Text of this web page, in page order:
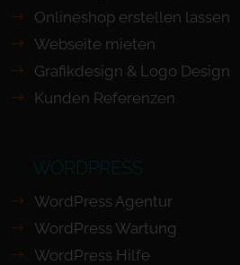
Onlineshop erstellen lassen
Webseite mieten
Grafikdesign & Logo Design
Kunden Referenzen
WORDPRESS
WordPress Agentur
WordPress Wartung
WordPress Hilfe